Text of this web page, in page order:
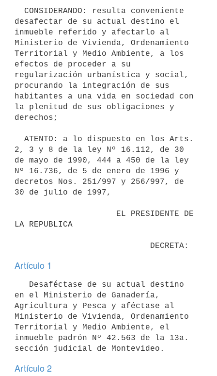
desafectar de su actual destino el
inmueble referido y afectarlo al
Ministerio de Vivienda, Ordenamiento
Territorial y Medio Ambiente, a los
efectos de proceder a su
regularización urbanística y social,
procurando la integración de sus
habitantes a una vida en sociedad con
la plenitud de sus obligaciones y
derechos;
2, 3 y 8 de la ley Nº 16.112, de 30
de mayo de 1990, 444 a 450 de la ley
Nº 16.736, de 5 de enero de 1996 y
decretos Nos. 251/997 y 256/997, de
30 de julio de 1997,
LA REPUBLICA
Artículo 1
en el Ministerio de Ganadería,
Agricultura y Pesca y aféctase al
Ministerio de Vivienda, Ordenamiento
Territorial y Medio Ambiente, el
inmueble padrón Nº 42.563 de la 13a.
Artículo 2